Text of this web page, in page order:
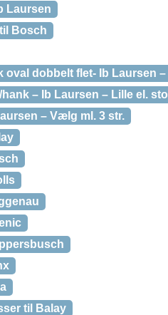
Laursen
Bosch
oval dobbelt flet- Ib Laursen
– Ib Laursen – Lille el.
– Vælg ml. 3 str.
til Balay